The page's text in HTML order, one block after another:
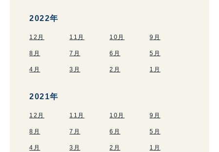
2022年
12月 11月 10月 9月
8月 7月 6月 5月
4月 3月 2月 1月
2021年
12月 11月 10月 9月
8月 7月 6月 5月
4月 3月 2月 1月